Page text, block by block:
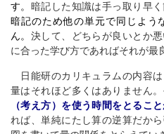
す。 暗記した知識は手っ取り早
暗記のため他の単元で同じよう
ん。 決して、どちらが良いとか
に合った学び方であればそれが
日能研のカリキュラムの内容
量はそれほど多くはありません。
（考え方）を使う時間をとること
れば、単純にたし算の逆算だか